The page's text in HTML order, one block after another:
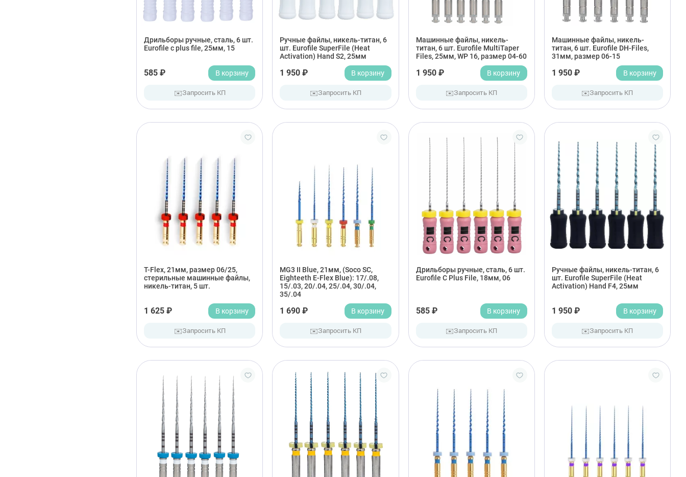
Дрильборы ручные, сталь, 6 шт.
Eurofile с plus file, 25мм, 15
585 ₽ В корзину
✉️Запросить КП
Ручные файлы, никель-титан, 6
шт. Eurofile SuperFile (Heat
Activation) Hand S2, 25мм
1 950 ₽ В корзину
✉️Запросить КП
Машинные файлы, никель-
титан, 6 шт. Eurofile MultiTaper
Files, 25мм, WP 16, размер 04-60
1 950 ₽ В корзину
✉️Запросить КП
Машинные файлы, никель-
титан, 6 шт. Eurofile DH-Files,
31мм, размер 06-15
1 950 ₽ В корзину
✉️Запросить КП
T-Flex, 21мм, размер 06/25,
стерильные машинные файлы,
никель-титан, 5 шт.
1 625 ₽ В корзину
✉️Запросить КП
MG3 II Blue, 21мм, (Soco SC,
Eighteeth E-Flex Blue): 17/.08,
15/.03, 20/.04, 25/.04, 30/.04,
35/.04
1 690 ₽ В корзину
✉️Запросить КП
Дрильборы ручные, сталь, 6 шт.
Eurofile С Plus File, 18мм, 06
585 ₽ В корзину
✉️Запросить КП
Ручные файлы, никель-титан, 6
шт. Eurofile SuperFile (Heat
Activation) Hand F4, 25мм
1 950 ₽ В корзину
✉️Запросить КП